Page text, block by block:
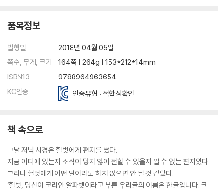
품목정보
발행일
2018년 04월 05일
쪽수, 무게, 크기
164쪽 | 264g | 153*212*14mm
ISBN13
9788964963654
KC인증
인증유형 : 적합성확인
책 속으로
그날 저녁 시경은 헐벗에게 편지를 썼다.
지금 어디에 있는지 소식이 닿지 않아 전할 수 있을지 알 수 없는 편지였다.
그러나 헐벗에게 어떤 말이라도 하지 않으면 안 될 것 같았다.
‘헐벗, 당신이 코리안 알파벳이라고 부른 우리글의 이름은 한글입니다. 크